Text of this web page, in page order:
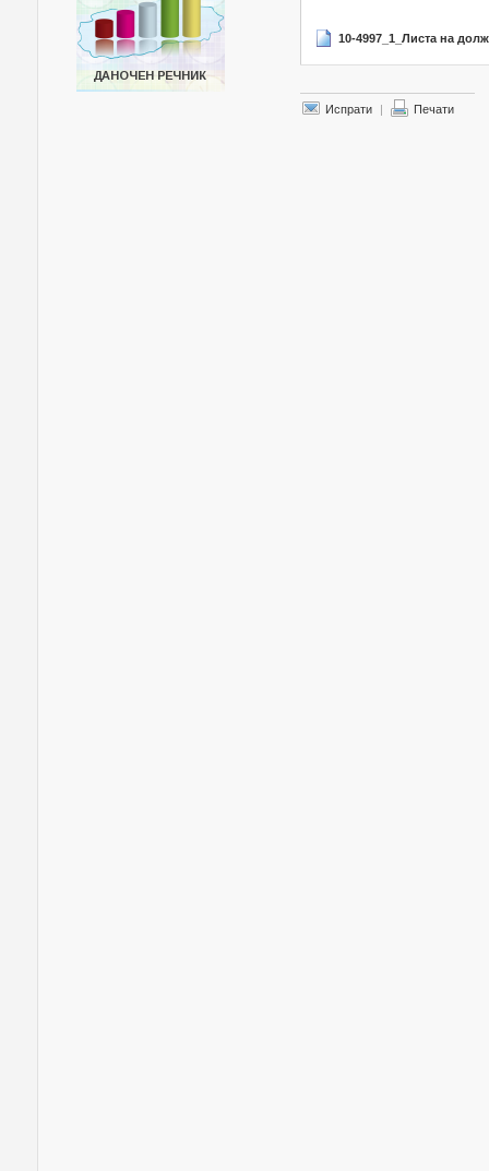
10-4997_1_Листа на
Испрати | Печати